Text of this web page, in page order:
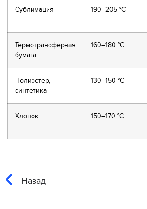
Сублимация 190–205 °C
Термотрансферная
бумага
160–180 °C
Полиэстер,
синтетика
130–150 °C
Хлопок 150–170 °C
Назад